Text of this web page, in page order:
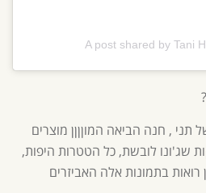
A post shared by Tani
, חנה הביאה המוןןןן מוצרים
שג'ונו לובשת, כל הטטרות היפות,
בתמונות אלה האביזרים